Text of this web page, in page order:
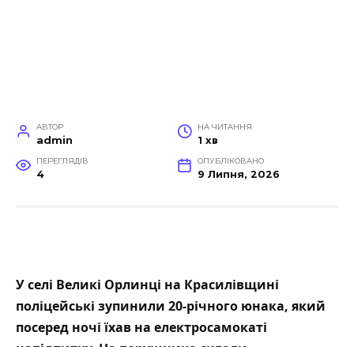
АВТОР
admin
НА ЧИТАННЯ
1 хв
ПЕРЕГЛЯДІВ
4
ОПУБЛІКОВАНО
9 Липня, 2026
У селі Великі Орлинці на Красилівщині
поліцейські зупинили 20-річного юнака, який
посеред ночі їхав на електросамокаті